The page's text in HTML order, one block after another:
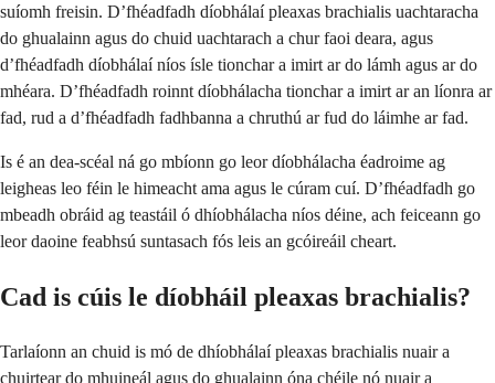
suíomh freisin. D’fhéadfadh díobhálaí pleaxas brachialis uachtaracha
do ghualainn agus do chuid uachtarach a chur faoi deara, agus
d’fhéadfadh díobhálaí níos ísle tionchar a imirt ar do lámh agus ar do
mhéara. D’fhéadfadh roinnt díobhálacha tionchar a imirt ar an líonra ar
fad, rud a d’fhéadfadh fadhbanna a chruthú ar fud do láimhe ar fad.
Is é an dea-scéal ná go mbíonn go leor díobhálacha éadroime ag
leigheas leo féin le himeacht ama agus le cúram cuí. D’fhéadfadh go
mbeadh obráid ag teastáil ó dhíobhálacha níos déine, ach feiceann go
leor daoine feabhsú suntasach fós leis an gcóireáil cheart.
Cad is cúis le díobháil pleaxas brachialis?
Tarlaíonn an chuid is mó de dhíobhálaí pleaxas brachialis nuair a
chuirtear do mhuineál agus do ghualainn óna chéile nó nuair a